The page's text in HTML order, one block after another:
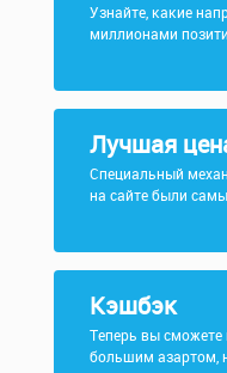
Узнайте, какие
миллионами
Лучшая
Специальный
на сайте были
Кэшбэк
Теперь вы сможете
большим азартом,